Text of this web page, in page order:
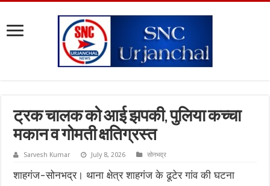
ट्रक चालक को आई झपकी, पुलिया कच्चा
मकान व गोमती क्षतिग्रस्त
Sarvesh Kumar July 8, 2026 सोनभद्र
शाहगंज-सोनभद्र। थाना क्षेत्र शाहगंज के ढूटेर गांव की घटना